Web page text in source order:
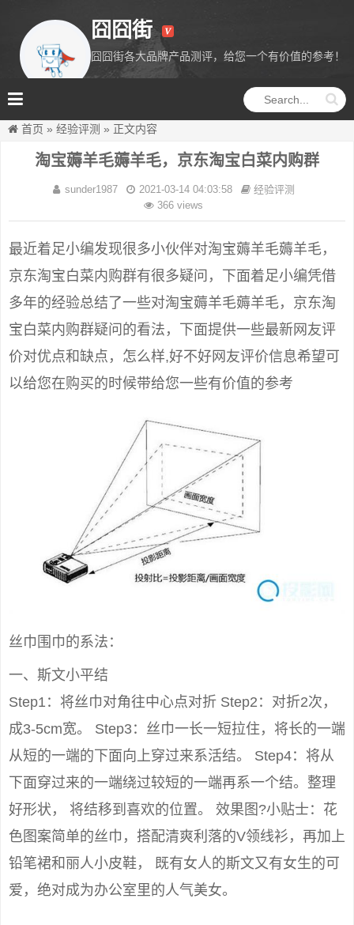
囧囧街
囧囧街各大品牌产品测评，给您一个有价值的参考！
首页 » 经验评测 » 正文内容
淘宝薅羊毛薅羊毛，京东淘宝白菜内购群
sunder1987 2021-03-14 04:03:58
经验评测
366 views
最近着足小编发现很多小伙伴对淘宝薅羊毛薅羊毛，
京东淘宝白菜内购群有很多疑问，下面着足小编凭借
多年的经验总结了一些对淘宝薅羊毛薅羊毛，京东淘
宝白菜内购群疑问的看法，下面提供一些最新网友评
价对优点和缺点，怎么样,好不好网友评价信息希望可
以给您在购买的时候带给您一些有价值的参考
丝巾围巾的系法：
一、斯文小平结
Step1：将丝巾对角往中心点对折 Step2：对折2次，
成3-5cm宽。 Step3：丝巾一长一短拉住，将长的一端
从短的一端的下面向上穿过来系活结。 Step4：将从
下面穿过来的一端绕过较短的一端再系一个结。整理
好形状， 将结移到喜欢的位置。 效果图?小贴士：花
色图案简单的丝巾，搭配清爽利落的V领线衫，再加上
铅笔裙和丽人小皮鞋， 既有女人的斯文又有女生的可
爱，绝对成为办公室里的人气美女。